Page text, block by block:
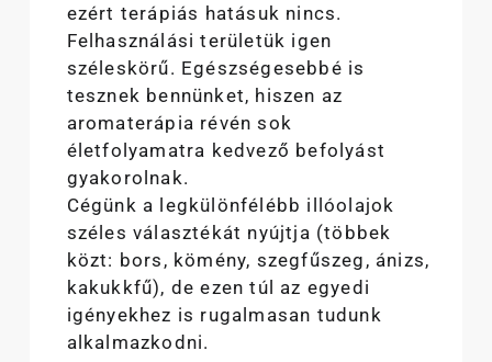
ezért terápiás hatásuk nincs.
Felhasználási területük igen
széleskörű. Egészségesebbé is
tesznek bennünket, hiszen az
aromaterápia révén sok
életfolyamatra kedvező befolyást
gyakorolnak.
Cégünk a legkülönfélébb illóolajok
széles választékát nyújtja (többek
közt: bors, kömény, szegfűszeg, ánizs,
kakukkfű), de ezen túl az egyedi
igényekhez is rugalmasan tudunk
alkalmazkodni.